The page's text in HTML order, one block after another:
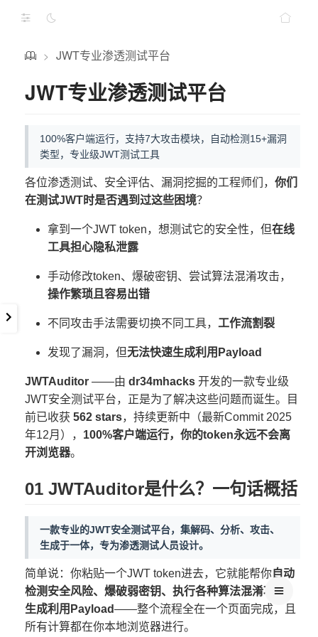
> JWT专业渗透测试平台
JWT专业渗透测试平台
100%客户端运行，支持7大攻击模块，自动检测15+漏洞
类型，专业级JWT测试工具
各位渗透测试、安全评估、漏洞挖掘的工程师们， 你们
在测试JWT时是否遇到过这些困境？
拿到一个JWT token，想测试它的安全性，但在线
工具担心隐私泄露
手动修改token、爆破密钥、尝试算法混淆攻击，
操作繁琐且容易出错
不同攻击手法需要切换不同工具， 工作流割裂
发现了漏洞，但无法快速生成利用Payload
JWTAuditor ——由 dr34mhacks 开发的一款专业级
JWT安全测试平台，正是为了解决这些问题而诞生。目
前已收获 562 stars，持续更新中（最新Commit 2025
年12月）， 100%客户端运行，你的token永远不会离
开浏览器。
01 JWTAuditor是什么？一句话概括
一款专业的JWT安全测试平台，集解码、分析、攻击、
生成于一体，专为渗透测试人员设计。
简单说：你粘贴一个JWT token进去，它就能帮你自动
检测安全风险、爆破弱密钥、执行各种算法混淆攻击、
生成利用Payload——整个流程全在一个页面完成，且
所有计算都在你本地浏览器进行。